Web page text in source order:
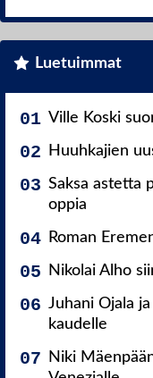
Luetuimmat
Ville Koski
Huuhkajien
Saksa astetta
oppia
Roman
Nikolai Alho
Juhani Ojala
kaudelle
Niki